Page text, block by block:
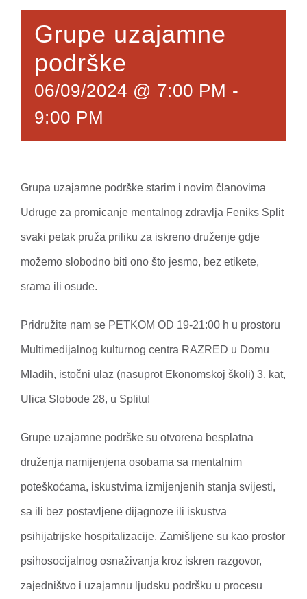
Grupe uzajamne
podrške
06/09/2024 @ 7:00 PM -
9:00 PM
Grupa uzajamne podrške starim i novim članovima
Udruge za promicanje mentalnog zdravlja Feniks Split
svaki petak pruža priliku za iskreno druženje gdje
možemo slobodno biti ono što jesmo, bez etikete,
srama ili osude.
Pridružite nam se PETKOM OD 19-21:00 h u prostoru
Multimedijalnog kulturnog centra RAZRED u Domu
Mladih, istočni ulaz (nasuprot Ekonomskoj školi) 3. kat,
Ulica Slobode 28, u Splitu!
Grupe uzajamne podrške su otvorena besplatna
druženja namijenjena osobama sa mentalnim
poteškoćama, iskustvima izmijenjenih stanja svijesti,
sa ili bez postavljene dijagnoze ili iskustva
psihijatrijske hospitalizacije. Zamišljene su kao prostor
psihosocijalnog osnaživanja kroz iskren razgovor,
zajedništvo i uzajamnu ljudsku podršku u procesu